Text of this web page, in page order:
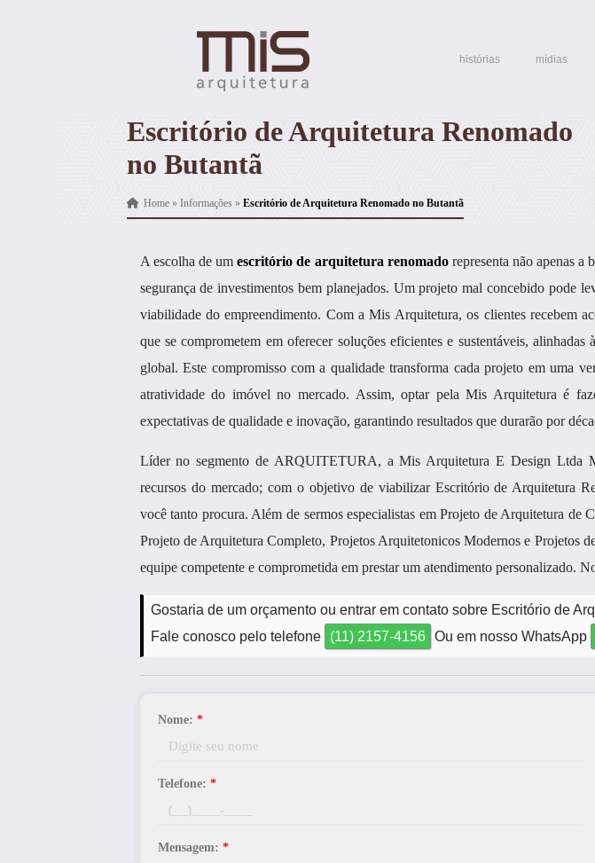
histórias mídias
Escritório de Arquitetura Renomado
no Butantã
Home» Informações » Escritório de Arquitetura Renomado no Butantã
A escolha de umescritório de arquitetura renomadorepresenta não apenas a
segurança de investimentos bem planejados. Um projeto mal concebido pode
viabilidade do empreendimento. Com a Mis Arquitetura, os clientes recebem
que se comprometem em oferecer soluções eficientes e sustentáveis, alinhadas
global. Este compromisso com a qualidade transforma cada projeto em uma
atratividade do imóvel no mercado. Assim, optar pela Mis Arquitetura é
expectativas de qualidade e inovação, garantindo resultados que durarão por
Líder no segmento de ARQUITETURA, a Mis Arquitetura E Design Ltda
recursos do mercado; com o objetivo de viabilizar Escritório de Arquitetura
você tanto procura. Além de sermos especialistas em Projeto de Arquitetura de
Projeto de Arquitetura Completo, Projetos Arquitetonicos Modernos e Projetos
equipe competente e comprometida em prestar um atendimento personalizado.
Gostaria de um orçamento ou entrar em contato sobre Escritório de
Fale conosco pelo telefone
(11) 2157-4156 Ou em nosso WhatsApp
Nome: *
Telefone: *
Mensagem: *